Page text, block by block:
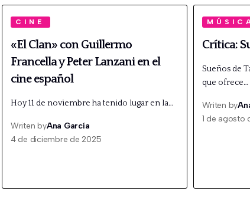
CINE
«El Clan» con Guillermo
Francella y Peter Lanzani en el
cine español
Hoy 11 de noviembre ha tenido lugar en la…
Writen byAna García
4 de diciembre de 2025
Crítica:
Sueños de
que ofrece…
Writen by
1 de agosto